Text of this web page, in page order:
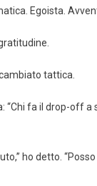
Egoista.
tattica.
“Chi fa il drop-off a
ho detto.